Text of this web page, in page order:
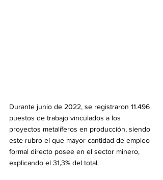
Durante junio de 2022, se registraron 11.496
puestos de trabajo vinculados a los
proyectos metalíferos en producción, siendo
este rubro el que mayor cantidad de empleo
formal directo posee en el sector minero,
explicando el 31,3% del total.